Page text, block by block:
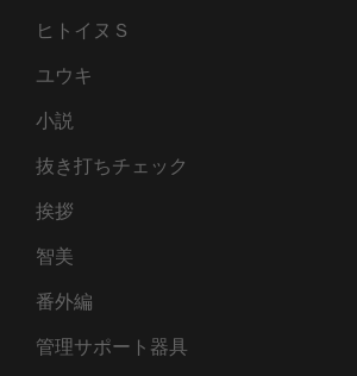
ヒトイヌＳ
ユウキ
小説
抜き打ちチェック
挨拶
智美
番外編
管理サポート器具